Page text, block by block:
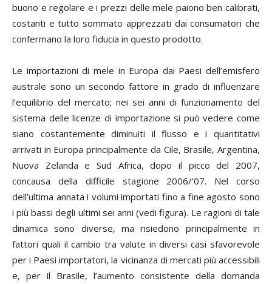
buono e regolare e i prezzi delle mele paiono ben calibrati,
costanti e tutto sommato apprezzati dai consumatori che
confermano la loro fiducia in questo prodotto.
Le importazioni di mele in Europa dai Paesi dell’emisfero
australe sono un secondo fattore in grado di influenzare
l’equilibrio del mercato; nei sei anni di funzionamento del
sistema delle licenze di importazione si può vedere come
siano costantemente diminuiti il flusso e i quantitativi
arrivati in Europa principalmente da Cile, Brasile, Argentina,
Nuova Zelanda e Sud Africa, dopo il picco del 2007,
concausa della difficile stagione 2006/’07. Nel corso
dell’ultima annata i volumi importati fino a fine agosto sono
i più bassi degli ultimi sei anni (vedi figura). Le ragioni di tale
dinamica sono diverse, ma risiedono principalmente in
fattori quali il cambio tra valute in diversi casi sfavorevole
per i Paesi importatori, la vicinanza di mercati più accessibili
e, per il Brasile, l’aumento consistente della domanda